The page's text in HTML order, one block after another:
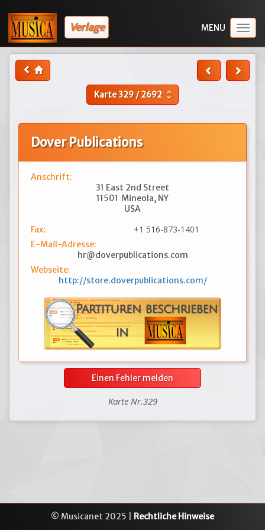
Verlage
Karte329/2692 unfold_more
Dover Publications
Anschrift:
31 East 2nd Street
11501 Mineola, NY
USA
Fax:
+1 516-873-1401
E-Mail-Adresse:
hr@doverpublications.com
Webseite:
http://store.doverpublications.com/
Einen Fehler melden
Karte Nr.329
© Musicanet 2025 | Rechtliche Hinweise